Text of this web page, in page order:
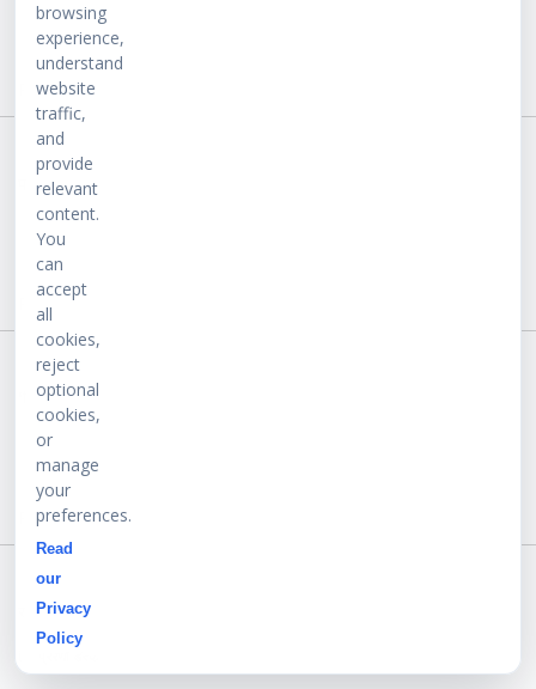
Byप्रेरणा डेस्क
Read more ...
प्रदेश में कन्वर्जन रोकने के लिए बने कठोर कानून – विहिप
Byप्रेरणा डेस्क
Read more ...
browsing
experience,
understand
website
traffic,
and
provide
relevant
content.
You
can
accept
all
cookies,
reject
optional
cookies,
or
manage
your
preferences.
Read
our
Privacy
Policy